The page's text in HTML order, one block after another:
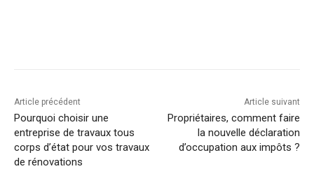
Article précédent
Pourquoi choisir une
entreprise de travaux tous
corps d’état pour vos travaux
de rénovations
Article suivant
Propriétaires, comment faire
la nouvelle déclaration
d’occupation aux impôts ?